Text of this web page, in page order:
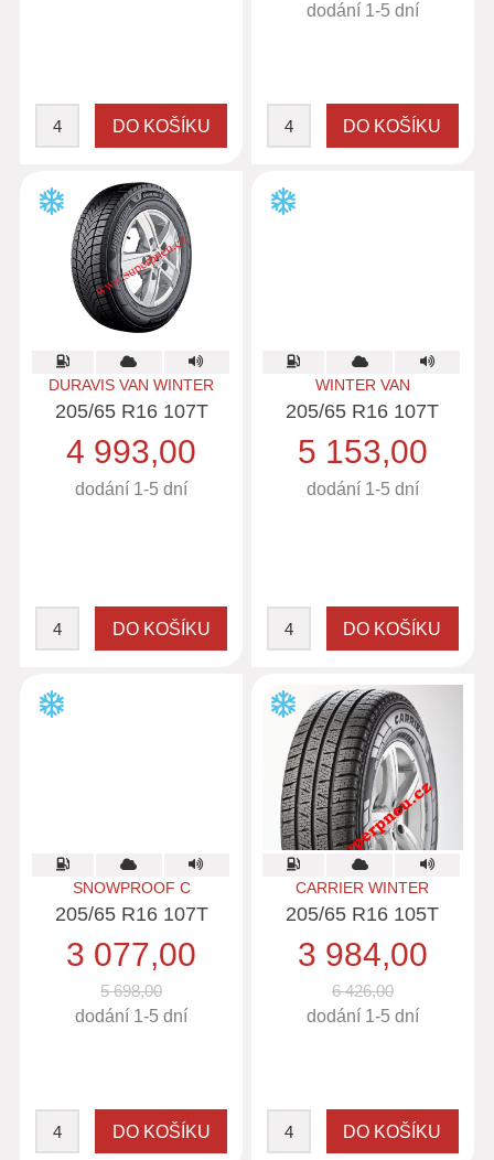
dodání 1-5 dní
DURAVIS VAN WINTER
205/65 R16 107T
4 993,00
dodání 1-5 dní
WINTER VAN
205/65 R16 107T
5 153,00
dodání 1-5 dní
SNOWPROOF C
205/65 R16 107T
3 077,00
5 698,00
dodání 1-5 dní
CARRIER WINTER
205/65 R16 105T
3 984,00
6 426,00
dodání 1-5 dní